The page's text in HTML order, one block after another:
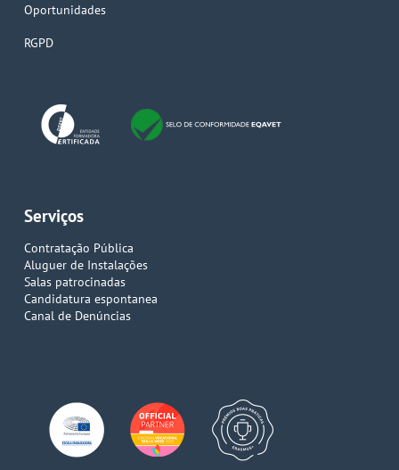
Oportunidades
RGPD
Serviços
Contratação Pública
Aluguer de Instalações
Salas patrocinadas
Candidatura espontanea
Canal de Denúncias